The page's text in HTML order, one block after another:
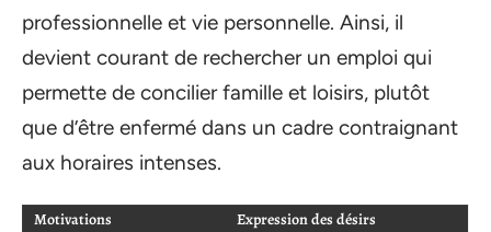
professionnelle et vie personnelle. Ainsi, il
devient courant de rechercher un emploi qui
permette de concilier famille et loisirs, plutôt
que d’être enfermé dans un cadre contraignant
aux horaires intenses.
Motivations Expression des désirs